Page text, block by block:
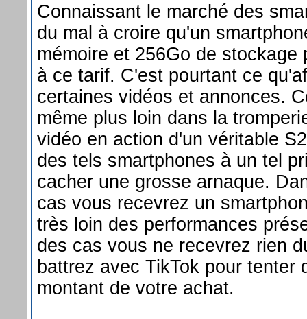
Connaissant le marché des
du mal à croire qu'un
mémoire et 256Go de stockage
à ce tarif. C'est pourtant ce
certaines vidéos et annonces.
même plus loin dans la
vidéo en action d'un véritable
des tels smartphones à un tel
cacher une grosse arnaque.
cas vous recevrez un
très loin des performances
des cas vous ne recevrez rien
battrez avec TikTok pour tenter
montant de votre achat.